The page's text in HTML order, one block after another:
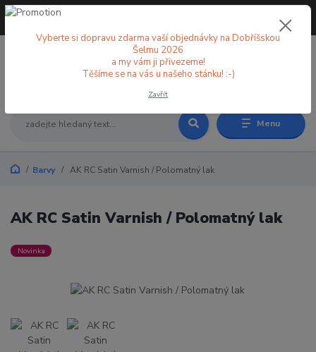
Menu
+420 773 998 582
Barvy AK RC Satin Varnish / Polomatný lak
AK RC Satin Varnish / Polomatný lak
Novinka
Vyberte si dopravu zdarma vaší objednávky na Dobříšskou
Šelmu 2026
a my vám ji přivezeme!
Těšíme se na vás u našeho stánku! :-)
Zavřít